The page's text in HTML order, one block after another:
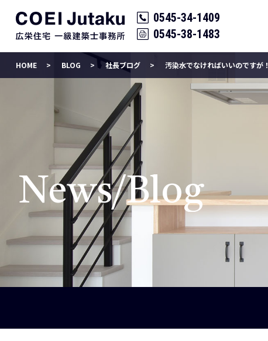
0545-34-1409
0545-38-1483
News/Blog
HOME BLOG 社長ブログ 汚染水でなければいいのですが！